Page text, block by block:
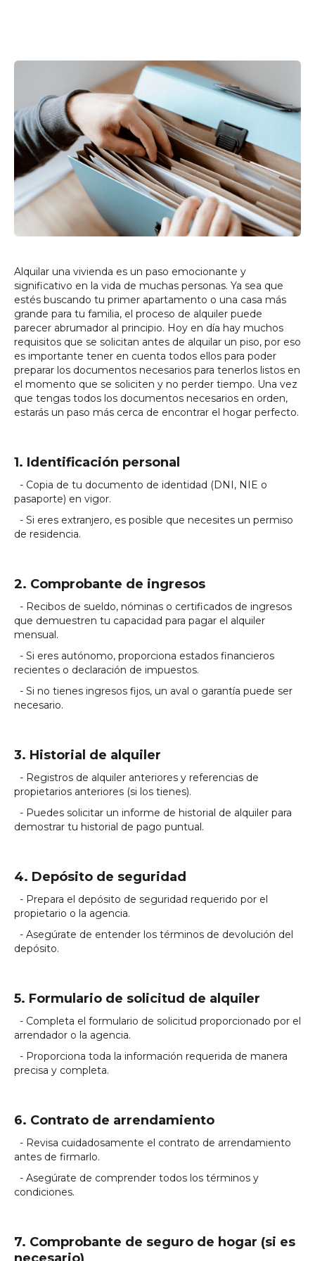
Alquilar una vivienda es un paso emocionante y
significativo en la vida de muchas personas. Ya sea que
estés buscando tu primer apartamento o una casa más
grande para tu familia, el proceso de alquiler puede
parecer abrumador al principio. Hoy en día hay muchos
requisitos que se solicitan antes de alquilar un piso, por eso
es importante tener en cuenta todos ellos para poder
preparar los documentos necesarios para tenerlos listos en
el momento que se soliciten y no perder tiempo. Una vez
que tengas todos los documentos necesarios en orden,
estarás un paso más cerca de encontrar el hogar perfecto.
1. Identificación personal
- Copia de tu documento de identidad (DNI, NIE o
pasaporte) en vigor.
- Si eres extranjero, es posible que necesites un permiso
de residencia.
2. Comprobante de ingresos
- Recibos de sueldo, nóminas o certificados de ingresos
que demuestren tu capacidad para pagar el alquiler
mensual.
- Si eres autónomo, proporciona estados financieros
recientes o declaración de impuestos.
- Si no tienes ingresos fijos, un aval o garantía puede ser
necesario.
3. Historial de alquiler
- Registros de alquiler anteriores y referencias de
propietarios anteriores (si los tienes).
- Puedes solicitar un informe de historial de alquiler para
demostrar tu historial de pago puntual.
4. Depósito de seguridad
- Prepara el depósito de seguridad requerido por el
propietario o la agencia.
- Asegúrate de entender los términos de devolución del
depósito.
5. Formulario de solicitud de alquiler
- Completa el formulario de solicitud proporcionado por el
arrendador o la agencia.
- Proporciona toda la información requerida de manera
precisa y completa.
6. Contrato de arrendamiento
- Revisa cuidadosamente el contrato de arrendamiento
antes de firmarlo.
- Asegúrate de comprender todos los términos y
condiciones.
7. Comprobante de seguro de hogar (si es